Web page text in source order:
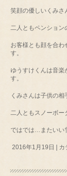
笑顔の優しいくみさ
二人ともペンション
お客様とも顔を合わ
す。
ゆうすけくんは音楽
す。
くみさんは子供の相
二人ともスノーボー
ではでは…またい
2016年1月19日 カ